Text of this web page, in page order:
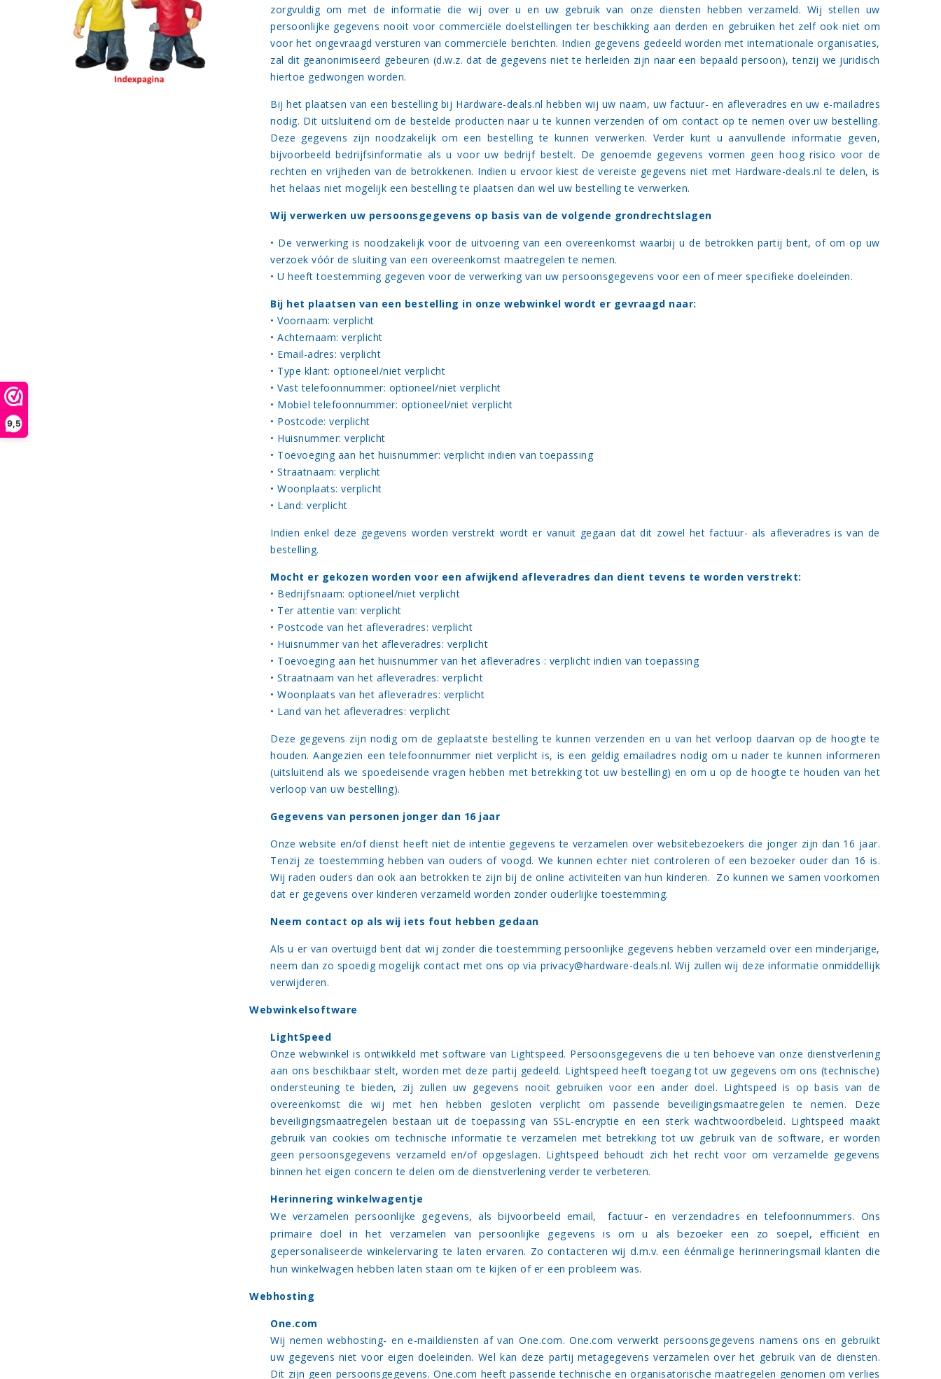
9,5
zorgvuldig om met de informatie die wij over u en uw gebruik van onze diensten hebben verzameld. Wij stellen uw
persoonlijke gegevens nooit voor commerciële doelstellingen ter beschikking aan derden en gebruiken het zelf ook niet om
voor het ongevraagd versturen van commerciële berichten. Indien gegevens gedeeld worden met internationale organisaties,
zal dit geanonimiseerd gebeuren (d.w.z. dat de gegevens niet te herleiden zijn naar een bepaald persoon), tenzij we juridisch
hiertoe gedwongen worden.
Bij het plaatsen van een bestelling bij Hardware-deals.nl hebben wij uw naam, uw factuur- en afleveradres en uw e-mailadres
nodig. Dit uitsluitend om de bestelde producten naar u te kunnen verzenden of om contact op te nemen over uw bestelling.
Deze gegevens zijn noodzakelijk om een bestelling te kunnen verwerken. Verder kunt u aanvullende informatie geven,
bijvoorbeeld bedrijfsinformatie als u voor uw bedrijf bestelt. De genoemde gegevens vormen geen hoog risico voor de
rechten en vrijheden van de betrokkenen. Indien u ervoor kiest de vereiste gegevens niet met Hardware-deals.nl te delen, is
het helaas niet mogelijk een bestelling te plaatsen dan wel uw bestelling te verwerken.
Wij verwerken uw persoonsgegevens op basis van de volgende grondrechtslagen
• De verwerking is noodzakelijk voor de uitvoering van een overeenkomst waarbij u de betrokken partij bent, of om op uw
verzoek vóór de sluiting van een overeenkomst maatregelen te nemen.
• U heeft toestemming gegeven voor de verwerking van uw persoonsgegevens voor een of meer specifieke doeleinden.
Bij het plaatsen van een bestelling in onze webwinkel wordt er gevraagd naar:
• Voornaam: verplicht
• Achternaam: verplicht
• Email-adres: verplicht
• Type klant: optioneel/niet verplicht
• Vast telefoonnummer: optioneel/niet verplicht
• Mobiel telefoonnummer: optioneel/niet verplicht
• Postcode: verplicht
• Huisnummer: verplicht
• Toevoeging aan het huisnummer: verplicht indien van toepassing
• Straatnaam: verplicht
• Woonplaats: verplicht
• Land: verplicht
Indien enkel deze gegevens worden verstrekt wordt er vanuit gegaan dat dit zowel het factuur- als afleveradres is van de
bestelling.
Mocht er gekozen worden voor een afwijkend afleveradres dan dient tevens te worden verstrekt:
• Bedrijfsnaam: optioneel/niet verplicht
• Ter attentie van: verplicht
• Postcode van het afleveradres: verplicht
• Huisnummer van het afleveradres: verplicht
• Toevoeging aan het huisnummer van het afleveradres : verplicht indien van toepassing
• Straatnaam van het afleveradres: verplicht
• Woonplaats van het afleveradres: verplicht
• Land van het afleveradres: verplicht
Deze gegevens zijn nodig om de geplaatste bestelling te kunnen verzenden en u van het verloop daarvan op de hoogte te
houden. Aangezien een telefoonnummer niet verplicht is, is een geldig emailadres nodig om u nader te kunnen informeren
(uitsluitend als we spoedeisende vragen hebben met betrekking tot uw bestelling) en om u op de hoogte te houden van het
verloop van uw bestelling).
Gegevens van personen jonger dan 16 jaar
Onze website en/of dienst heeft niet de intentie gegevens te verzamelen over websitebezoekers die jonger zijn dan 16 jaar.
Tenzij ze toestemming hebben van ouders of voogd. We kunnen echter niet controleren of een bezoeker ouder dan 16 is.
Wij raden ouders dan ook aan betrokken te zijn bij de online activiteiten van hun kinderen. Zo kunnen we samen voorkomen
dat er gegevens over kinderen verzameld worden zonder ouderlijke toestemming.
Neem contact op als wij iets fout hebben gedaan
Als u er van overtuigd bent dat wij zonder die toestemming persoonlijke gegevens hebben verzameld over een minderjarige,
neem dan zo spoedig mogelijk contact met ons op via privacy@hardware-deals.nl. Wij zullen wij deze informatie onmiddellijk
verwijderen.
Webwinkelsoftware
LightSpeed
Onze webwinkel is ontwikkeld met software van Lightspeed. Persoonsgegevens die u ten behoeve van onze dienstverlening
aan ons beschikbaar stelt, worden met deze partij gedeeld. Lightspeed heeft toegang tot uw gegevens om ons (technische)
ondersteuning te bieden, zij zullen uw gegevens nooit gebruiken voor een ander doel. Lightspeed is op basis van de
overeenkomst die wij met hen hebben gesloten verplicht om passende beveiligingsmaatregelen te nemen. Deze
beveiligingsmaatregelen bestaan uit de toepassing van SSL-encryptie en een sterk wachtwoordbeleid. Lightspeed maakt
gebruik van cookies om technische informatie te verzamelen met betrekking tot uw gebruik van de software, er worden
geen persoonsgegevens verzameld en/of opgeslagen. Lightspeed behoudt zich het recht voor om verzamelde gegevens
binnen het eigen concern te delen om de dienstverlening verder te verbeteren.
Herinnering winkelwagentje
We verzamelen persoonlijke gegevens, als bijvoorbeeld email, factuur- en verzendadres en telefoonnummers. Ons
primaire doel in het verzamelen van persoonlijke gegevens is om u als bezoeker een zo soepel, efficiënt en
gepersonaliseerde winkelervaring te laten ervaren. Zo contacteren wij d.m.v. een éénmalige herinneringsmail klanten die
hun winkelwagen hebben laten staan om te kijken of er een probleem was.
Webhosting
One.com
Wij nemen webhosting- en e-maildiensten af van One.com. One.com verwerkt persoonsgegevens namens ons en gebruikt
uw gegevens niet voor eigen doeleinden. Wel kan deze partij metagegevens verzamelen over het gebruik van de diensten.
Dit zijn geen persoonsgegevens. One.com heeft passende technische en organisatorische maatregelen genomen om verlies